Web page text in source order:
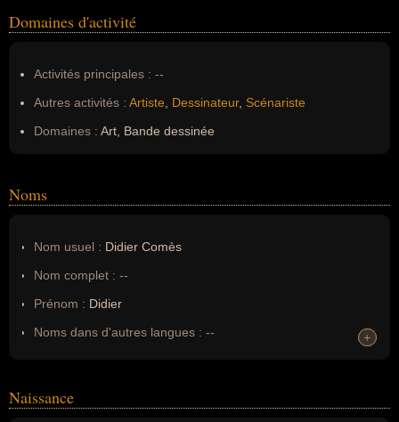
Domaines d'activité
Activités principales : --
Autres activités : Artiste Dessinateur, Scénariste
Domaines : Art, Bande dessinée
Noms
Nom usuel : Didier Comès
Nom complet : --
Prénom : Didier
Noms dans d'autres langues : --
Nom de famille :Comès
+
+
Naissance